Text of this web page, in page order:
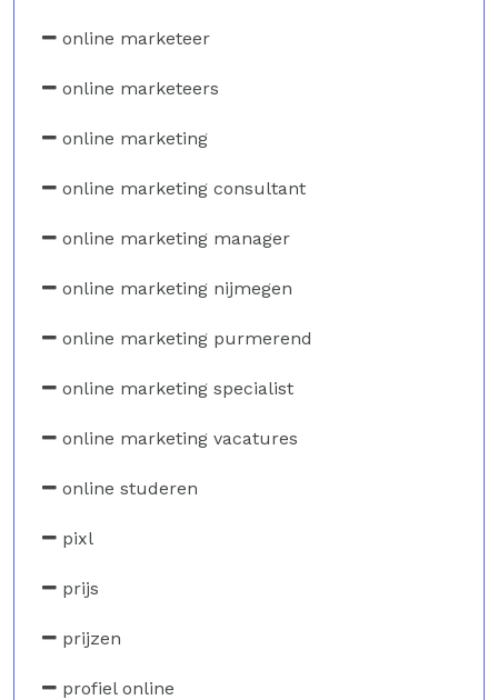
online marketeer
online marketeers
online marketing
online marketing consultant
online marketing manager
online marketing nijmegen
online marketing purmerend
online marketing specialist
online marketing vacatures
online studeren
pixl
prijs
prijzen
profiel online